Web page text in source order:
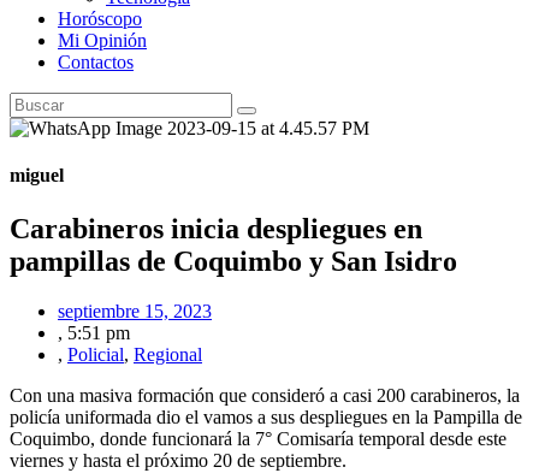
Horóscopo
Mi Opinión
Contactos
miguel
Carabineros inicia despliegues en
pampillas de Coquimbo y San Isidro
septiembre 15, 2023
, 5:51 pm
, Policial, Regional
Con una masiva formación que consideró a casi 200 carabineros, la
policía uniformada dio el vamos a sus despliegues en la Pampilla de
Coquimbo, donde funcionará la 7° Comisaría temporal desde este
viernes y hasta el próximo 20 de septiembre.